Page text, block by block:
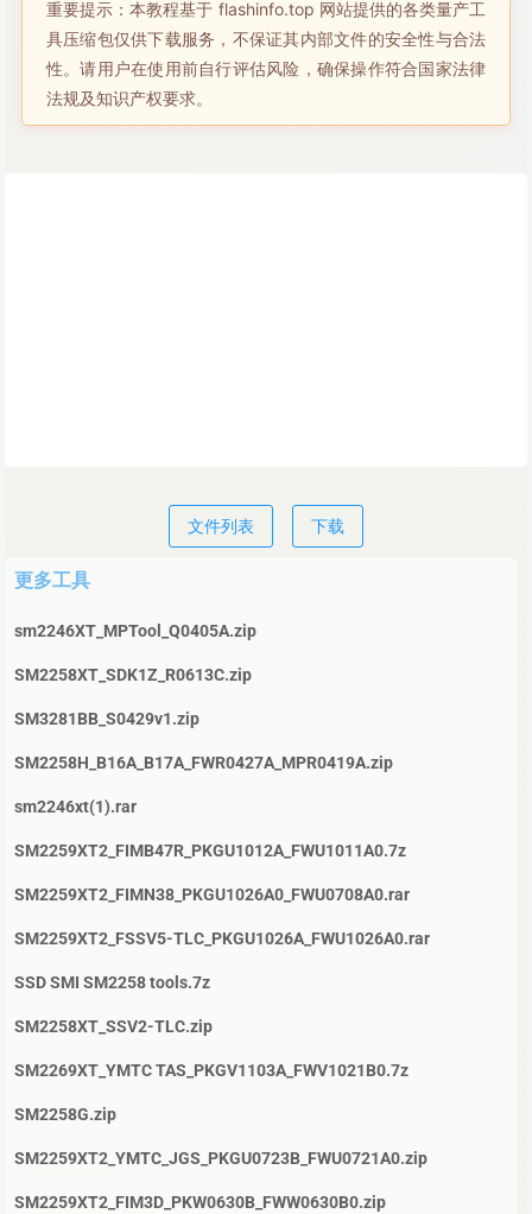
重要提示：本教程基于 flashinfo.top 网站提供的各类量产工
具压缩包仅供下载服务，不保证其内部文件的安全性与合法
性。请用户在使用前自行评估风险，确保操作符合国家法律
法规及知识产权要求。
文件列表 下载
更多工具
sm2246XT_MPTool_Q0405A.zip
SM2258XT_SDK1Z_R0613C.zip
SM3281BB_S0429v1.zip
SM2258H_B16A_B17A_FWR0427A_MPR0419A.zip
sm2246xt(1).rar
SM2259XT2_FIMB47R_PKGU1012A_FWU1011A0.7z
SM2259XT2_FIMN38_PKGU1026A0_FWU0708A0.rar
SM2259XT2_FSSV5-TLC_PKGU1026A_FWU1026A0.rar
SSD SMI SM2258 tools.7z
SM2258XT_SSV2-TLC.zip
SM2269XT_YMTC TAS_PKGV1103A_FWV1021B0.7z
SM2258G.zip
SM2259XT2_YMTC_JGS_PKGU0723B_FWU0721A0.zip
SM2259XT2_FIM3D_PKW0630B_FWW0630B0.zip